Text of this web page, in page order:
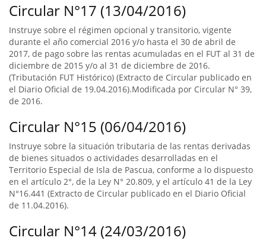
Circular N°17 (13/04/2016)
Instruye sobre el régimen opcional y transitorio, vigente
durante el año comercial 2016 y/o hasta el 30 de abril de
2017, de pago sobre las rentas acumuladas en el FUT al 31 de
diciembre de 2015 y/o al 31 de diciembre de 2016.
(Tributación FUT Histórico) (Extracto de Circular publicado en
el Diario Oficial de 19.04.2016).Modificada por Circular N° 39,
de 2016.
Circular N°15 (06/04/2016)
Instruye sobre la situación tributaria de las rentas derivadas
de bienes situados o actividades desarrolladas en el
Territorio Especial de Isla de Pascua, conforme a lo dispuesto
en el artículo 2°, de la Ley N° 20.809, y el artículo 41 de la Ley
N°16.441 (Extracto de Circular publicado en el Diario Oficial
de 11.04.2016).
Circular N°14 (24/03/2016)